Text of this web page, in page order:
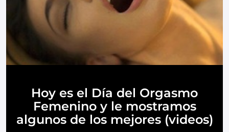
Hoy es el Día del Orgasmo
Femenino y le mostramos
algunos de los mejores (videos)